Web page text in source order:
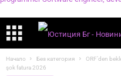
Начало Без категория
ORF’den
şok fatura 2026